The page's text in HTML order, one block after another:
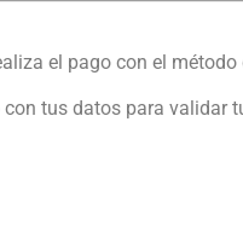
el pago con el
tus datos para validar